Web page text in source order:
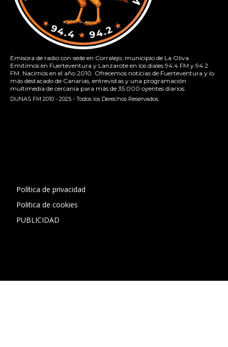
Emisora de radio con sede en Corralejo, municipio de La Oliva.
Emitimos en Fuerteventura y Lanzarote en los diales 94.4 FM y 94.2
FM. Nacimos en el año 2010. Ofrecemos noticias de Fuerteventura y lo
más destacado de Canarias, entrevistas y una programación
multimedia de cercanía para más de 35.000 oyentes diarios.
DUNAS FM 2010 - 2025 - Todos los Derechos Reservados.
Política de privacidad
Politica de cookies
PUBLICIDAD